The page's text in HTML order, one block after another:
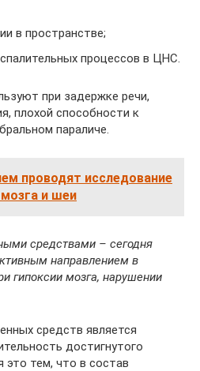
в пространстве;
процессов в ЦНС.
при задержке речи,
плохой способности к
параличе.
проводят исследование
и шеи
средствами – сегодня
направлением в
гипоксии мозга, нарушении
средств является
достигнутого
это тем, что в состав